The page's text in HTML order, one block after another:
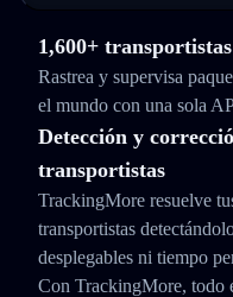
1,600+
Rastrea y supervisa
el mundo con una sola
Detección y
transportistas
TrackingMore resuelve
transportistas
desplegables ni tiempo
Con TrackingMore, todo